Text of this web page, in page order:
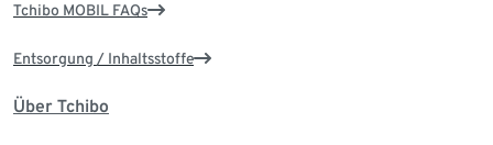
Tchibo MOBIL FAQs
Entsorgung / Inhaltsstoffe
Über Tchibo